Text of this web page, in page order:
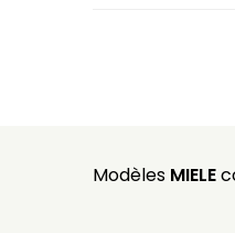
Modèles MIELE